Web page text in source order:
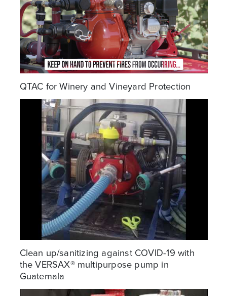
QTAC for Winery and Vineyard Protection
Clean up/sanitizing against COVID-19 with
the VERSAX® multipurpose pump in
Guatemala